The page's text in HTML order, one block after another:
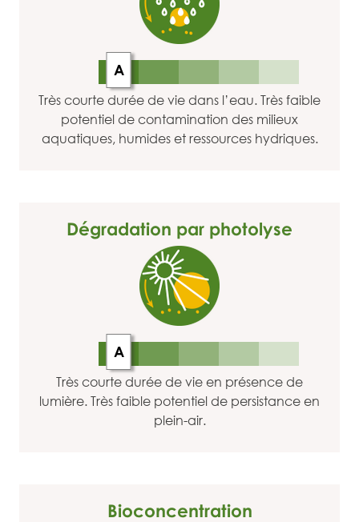
A
Très courte durée de vie dans l’eau. Très faible
potentiel de contamination des milieux
aquatiques, humides et ressources hydriques.
Dégradation par photolyse
A
Très courte durée de vie en présence de
lumière. Très faible potentiel de persistance en
plein-air.
Bioconcentration